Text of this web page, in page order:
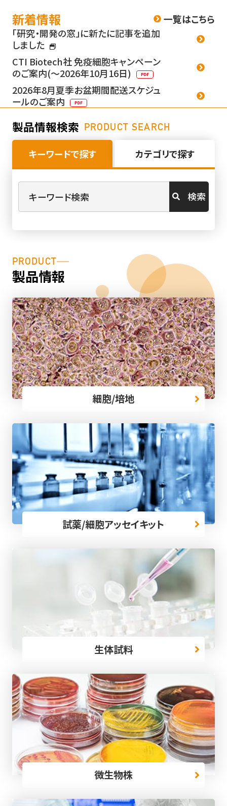
新着情報
一覧はこちら
「研究・開発の窓」に新たに記事を追加
しました
CTI Biotech社 免疫細胞キャンペーン
のご案内(～2026年10月16日)
2026年8月夏季お盆期間配送スケジュ
ールのご案内
製品情報検索 PRODUCT SEARCH
キーワードで探す カテゴリで探す
検索
PRODUCT
製品情報
細胞/培地
試薬/細胞アッセイキット
生体試料
微生物株